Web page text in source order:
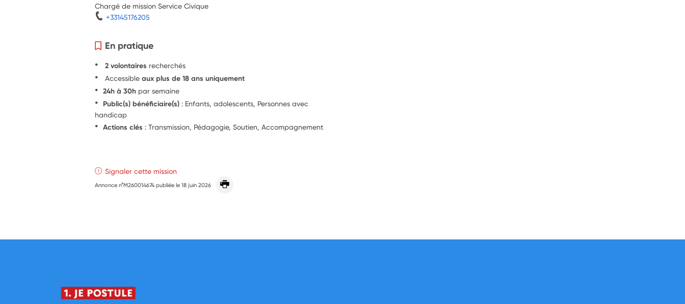
Chargé de mission Service Civique
+33145176205
En pratique
2 volontaires recherchés
Accessibleaux plus de 18 ans uniquement
24h à 30h par semaine
Public(s) bénéficiaire(s) : Enfants, adolescents, Personnes avec
handicap
Actions clés : Transmission, Pédagogie, Soutien, Accompagnement
Signaler cette mission
Annonce n°M260014674 publiée le18 juin 2026